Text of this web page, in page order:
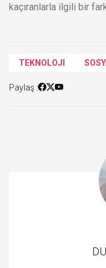
kaçıranlarla ilgili bir
TEKNOLOJI
Paylaş :